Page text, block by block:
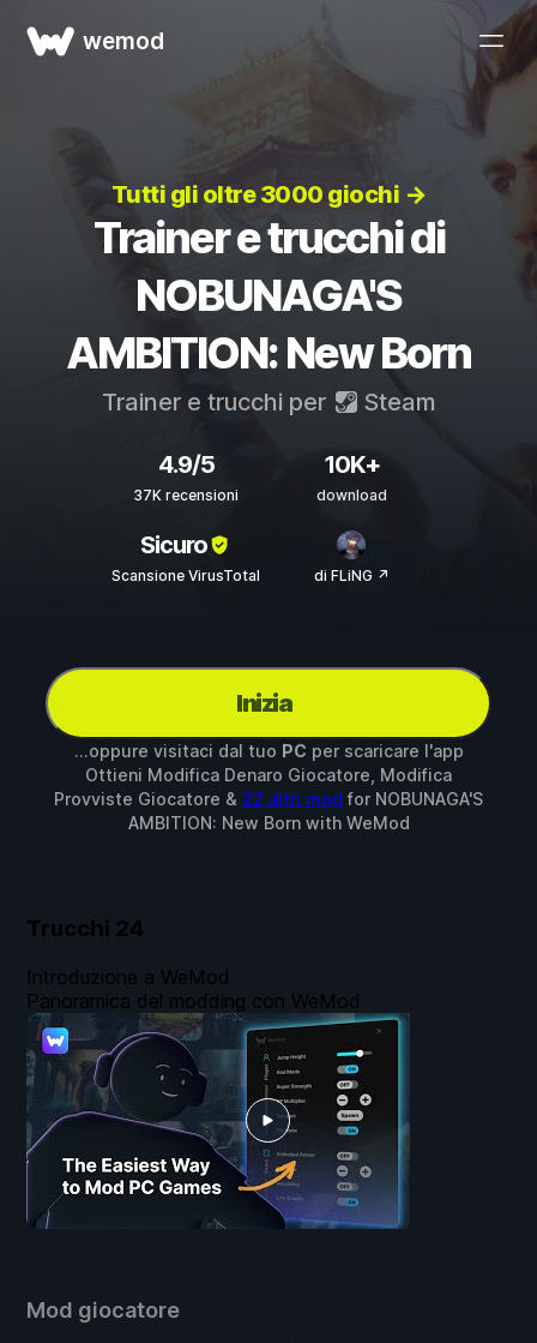
wemod
Tutti gli oltre 3000 giochi →
Trainer e trucchi di
NOBUNAGA'S
AMBITION: New Born
Trainer e trucchi per Steam
4.9/5
37K recensioni
10K+
download
Sicuro
Scansione VirusTotal di FLiNG ↗
Inizia
...oppure visitaci dal tuo PC per scaricare l'app
Ottieni Modifica Denaro Giocatore, Modifica
Provviste Giocatore & 22 altri mod for NOBUNAGA'S
AMBITION: New Bornwith WeMod
Trucchi 24
Mod giocatore
Introduzione a WeMod
Panoramica del modding con WeMod